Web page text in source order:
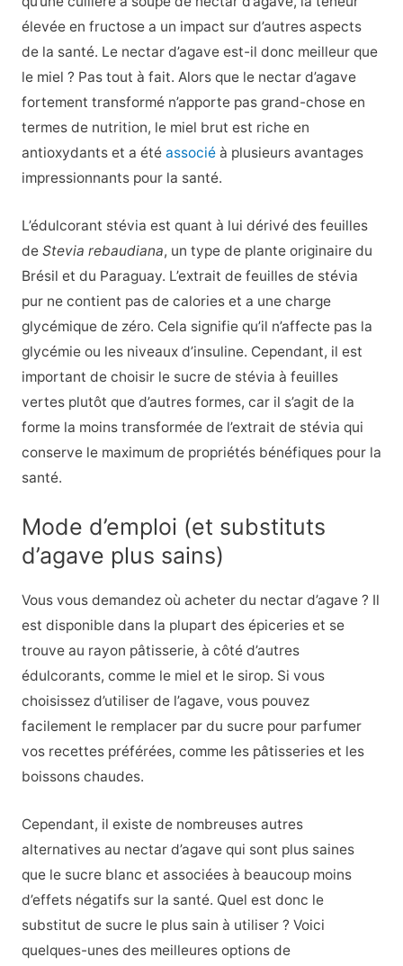
élevée en fructose a un impact sur d’autres aspects
de la santé. Le nectar d’agave est-il donc meilleur que
le miel ? Pas tout à fait. Alors que le nectar d’agave
fortement transformé n’apporte pas grand-chose en
termes de nutrition, le miel brut est riche en
antioxydants et a été associéà plusieurs avantages
impressionnants pour la santé.
L’édulcorant stévia est quant à lui dérivé des feuilles
de Stevia rebaudiana, un type de plante originaire du
Brésil et du Paraguay. L’extrait de feuilles de stévia
pur ne contient pas de calories et a une charge
glycémique de zéro. Cela signifie qu’il n’affecte pas la
glycémie ou les niveaux d’insuline. Cependant, il est
important de choisir le sucre de stévia à feuilles
vertes plutôt que d’autres formes, car il s’agit de la
forme la moins transformée de l’extrait de stévia qui
conserve le maximum de propriétés bénéfiques pour la
santé.
Mode d’emploi (et substituts
d’agave plus sains)
Vous vous demandez où acheter du nectar d’agave ? Il
est disponible dans la plupart des épiceries et se
trouve au rayon pâtisserie, à côté d’autres
édulcorants, comme le miel et le sirop. Si vous
choisissez d’utiliser de l’agave, vous pouvez
facilement le remplacer par du sucre pour parfumer
vos recettes préférées, comme les pâtisseries et les
boissons chaudes.
Cependant, il existe de nombreuses autres
alternatives au nectar d’agave qui sont plus saines
que le sucre blanc et associées à beaucoup moins
d’effets négatifs sur la santé. Quel est donc le
substitut de sucre le plus sain à utiliser ? Voici
quelques-unes des meilleures options de